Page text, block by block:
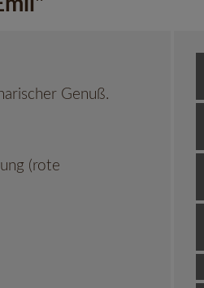
Genuß.
(rote